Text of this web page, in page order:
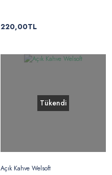
220,00TL
Tükendi
Açık Kahve Welsoft